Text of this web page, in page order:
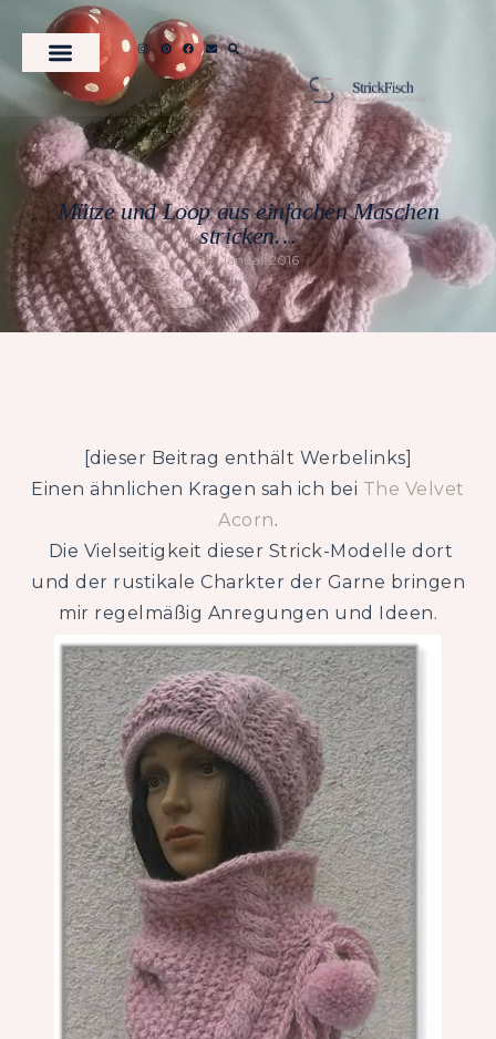
Mütze und Loop aus einfachen Maschen
stricken…
24. Januar 2016
[dieser Beitrag enthält Werbelinks]
Einen ähnlichen Kragen sah ich bei The Velvet
Acorn.
Die Vielseitigkeit dieser Strick-Modelle dort
und der rustikale Charkter der Garne bringen
mir regelmäßig Anregungen und Ideen.